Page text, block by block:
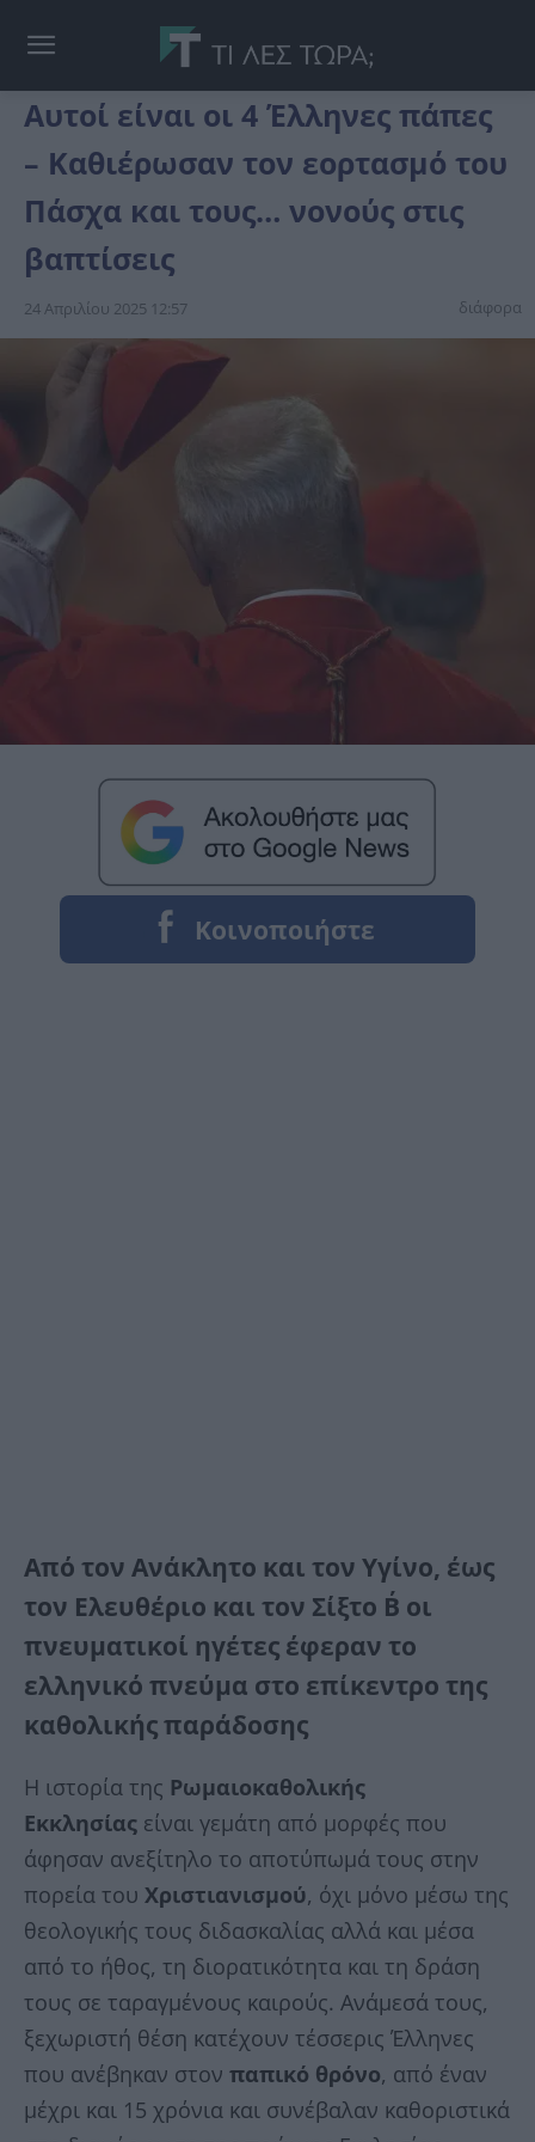
Αυτοί είναι οι 4 Έλληνες πάπες
– Καθιέρωσαν τον εορτασμό του
Πάσχα και τους… νονούς στις
βαπτίσεις
24 Απριλίου 2025 12:57 διάφορα
Από τον Ανάκλητο και τον Υγίνο, έως
τον Ελευθέριο και τον Σίξτο Β΄ οι
πνευματικοί ηγέτες έφεραν το
ελληνικό πνεύμα στο επίκεντρο της
καθολικής παράδοσης
Η ιστορία της Ρωμαιοκαθολικής
Εκκλησίας είναι γεμάτη από μορφές που
άφησαν ανεξίτηλο το αποτύπωμά τους στην
πορεία του Χριστιανισμού, όχι μόνο μέσω της
θεολογικής τους διδασκαλίας αλλά και μέσα
από το ήθος, τη διορατικότητα και τη δράση
τους σε ταραγμένους καιρούς. Ανάμεσά τους,
ξεχωριστή θέση κατέχουν τέσσερις Έλληνες
που ανέβηκαν στον παπικό θρόνο, από έναν
μέχρι και 15 χρόνια και συνέβαλαν καθοριστικά